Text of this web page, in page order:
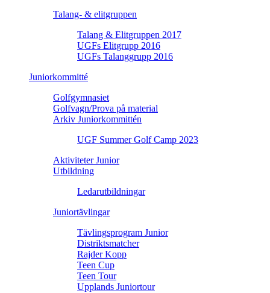
Talang- & elitgruppen
Talang & Elitgruppen 2017
UGFs Elitgrupp 2016
UGFs Talanggrupp 2016
Juniorkommitté
Golfgymnasiet
Golfvagn/Prova på material
Arkiv Juniorkommittén
UGF Summer Golf Camp 2023
Aktiviteter Junior
Utbildning
Ledarutbildningar
Juniortävlingar
Tävlingsprogram Junior
Distriktsmatcher
Rajder Kopp
Teen Cup
Teen Tour
Upplands Juniortour